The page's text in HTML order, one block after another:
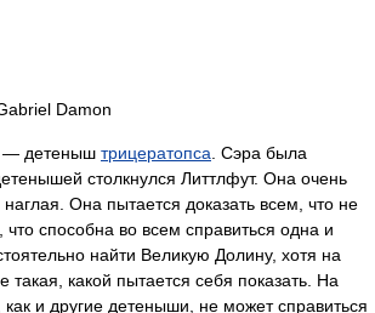
Damon
— детеныш трицератопса . Сэра была
столкнулся Литтлфут. Она очень
Она пытается доказать всем, что не
что способна во всем справиться одна и
найти Великую Долину, хотя на
какой пытается себя показать. На
и другие детеныши, не может справиться